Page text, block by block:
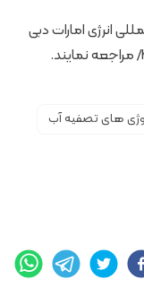
انرژی امارات دبی
مراجعه نمایند.
های تصفیه آب